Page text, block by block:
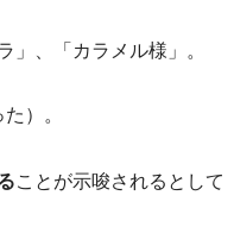
」、「カラメル様」。
）。
ことが示唆されるとして